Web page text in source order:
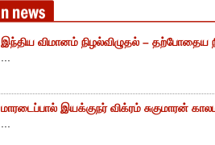
இந்திய விமானம் நிழல்விழுதல் – தற்போதைய
...
மாரடைப்பால் இயக்குநர் விக்ரம் சுகுமாரன்
...